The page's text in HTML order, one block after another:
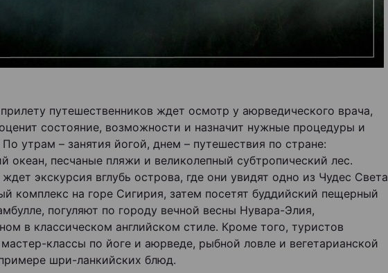
путешественников ждет осмотр у аюрведического врача,
состояние, возможности и назначит нужные процедуры и
утрам – занятия йогой, днем – путешествия по стране:
океан, песчаные пляжи и великолепный субтропический лес.
экскурсия вглубь острова, где они увидят одно из Чудес Света
комплекс на горе Сигирия, затем посетят буддийский пещерный
погуляют по городу вечной весны Нувара-Элия,
в классическом английском стиле. Кроме того, туристов
классы по йоге и аюрведе, рыбной ловле и вегетарианской
шри-ланкийских блюд.